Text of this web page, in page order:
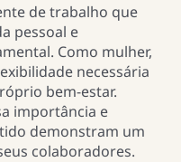
de trabalho que
pessoal e
Como mulher,
necessária
bem-estar.
importância e
demonstram um
colaboradores.